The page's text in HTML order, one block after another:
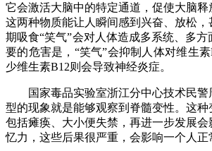
它会激活大脑中的特定通道，促使大脑释
这两种物质能让人瞬间感到兴奋、放松
期吸食“笑气”会对人体造成多系统、多
要的危害是，“笑气”会抑制人体对维生
少维生素B12则会导致神经炎症。
国家毒品实验室浙江分中心技术民警
型的现象就是能够观察到脊髓变性。这
包括瘫痪、大小便失禁，再进一步发展
忆力，这些后果很严重，会影响一个人正